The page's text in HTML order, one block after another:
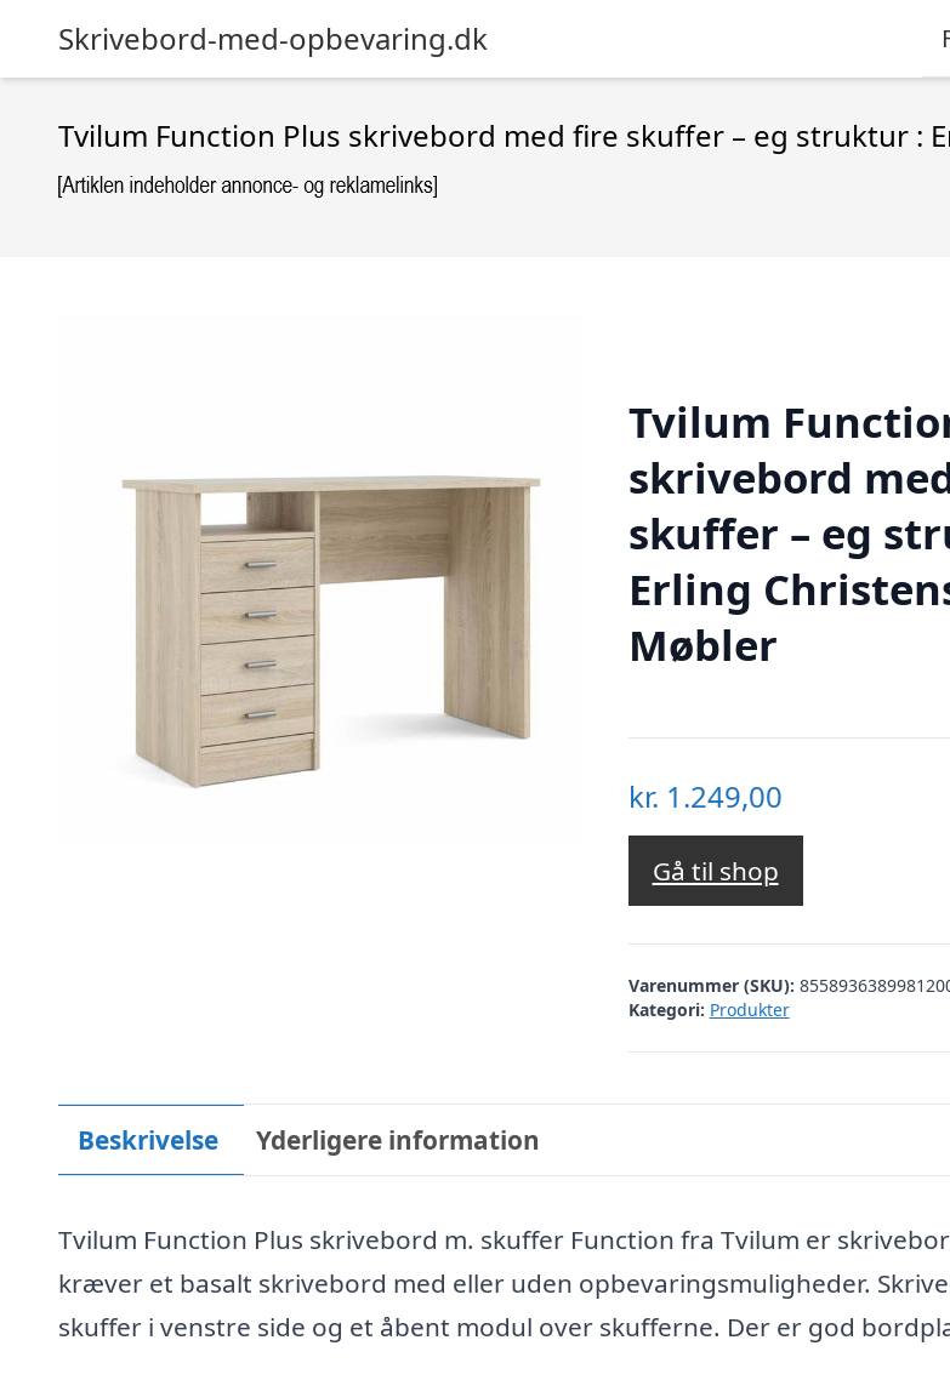
Skrivebord-med-opbevaring.dk
Tvilum Function Plus skrivebord med fire skuffer – eg struktur :
Tvilum
skrivebord
skuffer – eg
Erling
Møbler
kr. 1.249,00
Gå til shop
Varenummer (SKU):
Kategori: Produkter
Beskrivelse Yderligere information
Tvilum Function Plus skrivebord m. skuffer Function fra Tvilum er
kræver et basalt skrivebord med eller uden opbevaringsmuligheder.
skuffer i venstre side og et åbent modul over skufferne. Der er god